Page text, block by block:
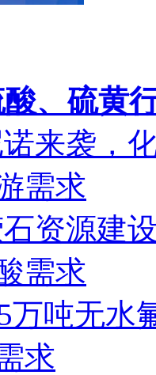
、硫黄
来袭，
需求
资源建
需求
万吨无水
求